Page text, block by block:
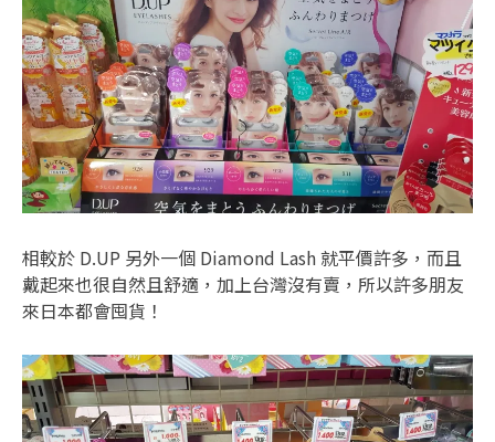
相較於 D.UP 另外一個 Diamond Lash 就平價許多，而且
戴起來也很自然且舒適，加上台灣沒有賣，所以許多朋友
來日本都會囤貨！